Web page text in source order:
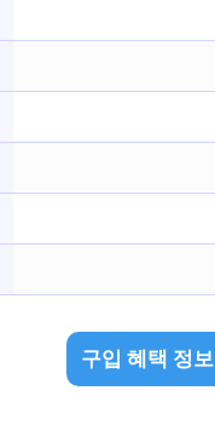
구입 혜택 정보